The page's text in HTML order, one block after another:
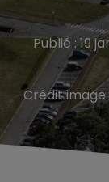
Publié : 19
Crédit image: